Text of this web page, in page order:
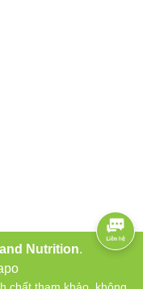
Nutrition.